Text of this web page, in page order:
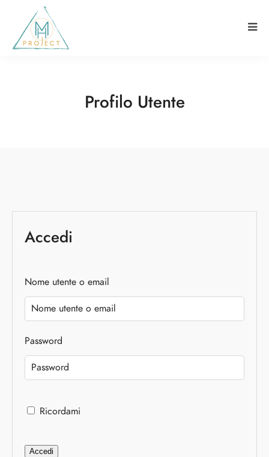
Profilo Utente
Accedi
Nome utente o email
Password
Ricordami
Accedi